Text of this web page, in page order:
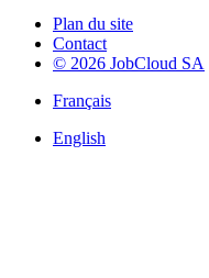
Plan du site
Contact
© 2026 JobCloud SA
Français
English